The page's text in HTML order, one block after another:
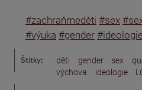
#zachraňmeděti #sex
#výuka #gender #ideologie
Štítky: děti gender sex
výchova
ideologie